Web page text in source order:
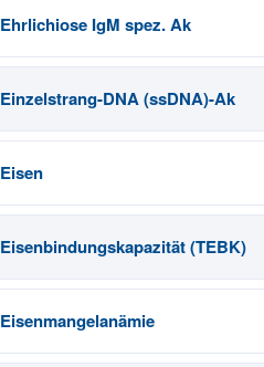
Ehrlichiose IgM spez. Ak
Einzelstrang-DNA (ssDNA)-Ak
Eisen
Eisenbindungskapazität (TEBK)
Eisenmangelanämie